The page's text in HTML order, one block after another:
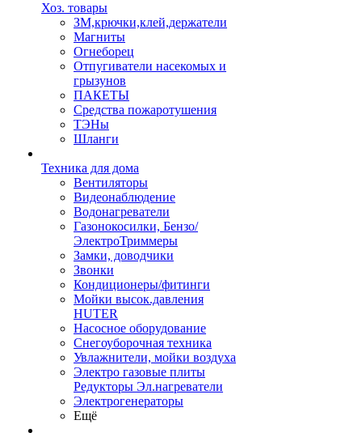
Хоз. товары
ЗМ,крючки,клей,держатели
Магниты
Огнеборец
Отпугиватели насекомых и
грызунов
ПАКЕТЫ
Средства пожаротушения
ТЭНы
Шланги
Техника для дома
Вентиляторы
Видеонаблюдение
Водонагреватели
Газонокосилки, Бензо/
ЭлектроТриммеры
Замки, доводчики
Звонки
Кондиционеры/фитинги
Мойки высок.давления
HUTER
Насосное оборудование
Снегоуборочная техника
Увлажнители, мойки воздуха
Электро газовые плиты
Редукторы Эл.нагреватели
Электрогенераторы
Ещё